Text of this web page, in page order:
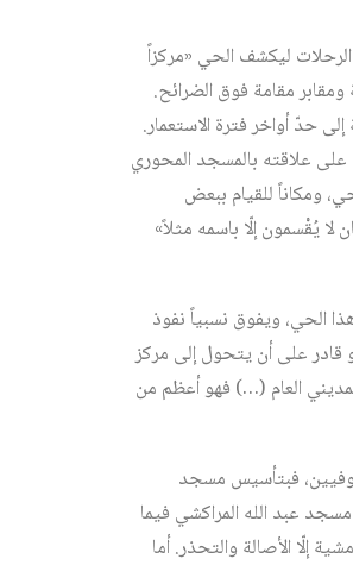
والنقائش المعثور عليها عام 1978 ويعود إلى كتب الرحلات ليكشف الحي «مركزاً
مقامة فوق الضرائح.
حدّ أواخر فترة الاستعمار.
على علاقته بالمسجد المحوري
ومكاناً للقيام ببعض
لا يُقْسمون إلّا باسمه مثلاً»
الحي، ويفوق نسبياً نفوذ
قادر على أن يتحول إلى مركز
العام (…) فهو أعظم من
فبتأسيس مسجد
ثم بنى بتأسيس مسجد عبد الله المراكشي فيما
من الهامشية إلّا الأصالة والتحذر. أما